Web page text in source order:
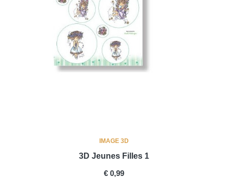
IMAGE 3D
3D Jeunes Filles 1
PRICE
€ 0,99